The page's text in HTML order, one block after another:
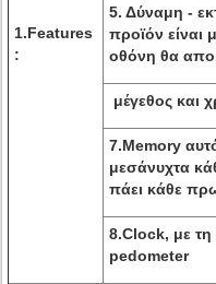
1.Features
:
5. Δύναμη -
προϊόν είναι
οθόνη θα
μέγεθος και
7.Memory
μεσάνυχτα
πάει κάθε
8.Clock, με τη
pedometer